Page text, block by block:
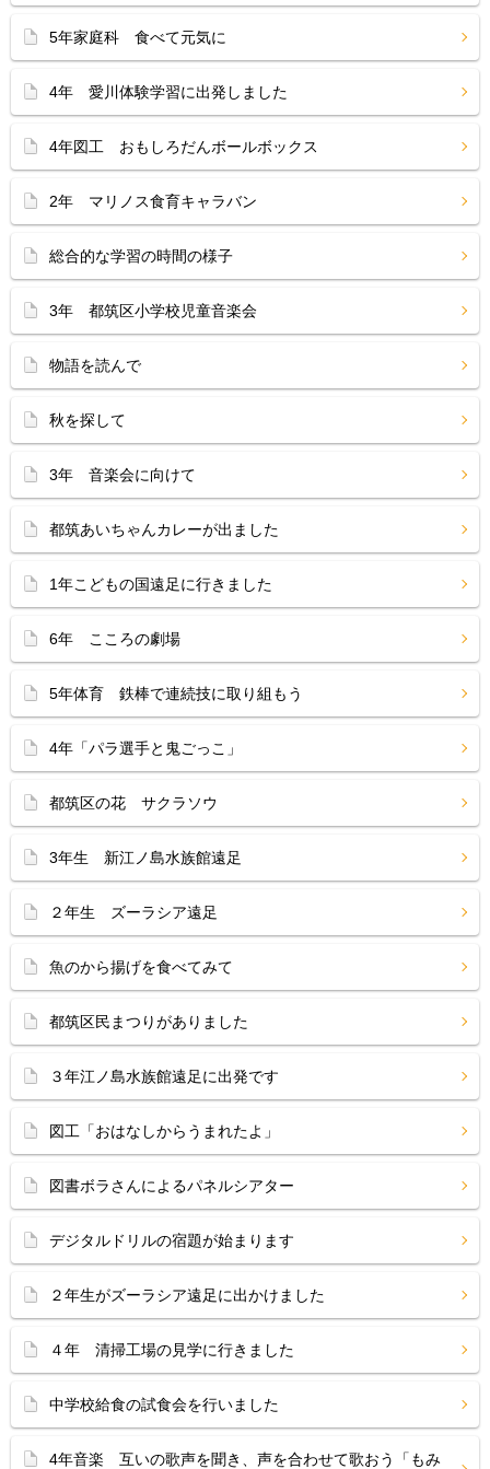
5年家庭科 食べて元気に
4年 愛川体験学習に出発しました
4年図工 おもしろだんボールボックス
2年 マリノス食育キャラバン
総合的な学習の時間の様子
3年 都筑区小学校児童音楽会
物語を読んで
秋を探して
3年 音楽会に向けて
都筑あいちゃんカレーが出ました
1年こどもの国遠足に行きました
6年 こころの劇場
5年体育 鉄棒で連続技に取り組もう
4年「パラ選手と鬼ごっこ」
都筑区の花 サクラソウ
3年生 新江ノ島水族館遠足
２年生 ズーラシア遠足
魚のから揚げを食べてみて
都筑区民まつりがありました
３年江ノ島水族館遠足に出発です
図工「おはなしからうまれたよ」
図書ボラさんによるパネルシアター
デジタルドリルの宿題が始まります
２年生がズーラシア遠足に出かけました
４年 清掃工場の見学に行きました
中学校給食の試食会を行いました
4年音楽 互いの歌声を聞き、声を合わせて歌おう「もみ